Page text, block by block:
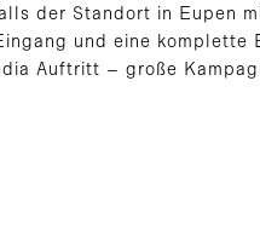
der Standort in Eupen
und eine komplette
Auftritt – große